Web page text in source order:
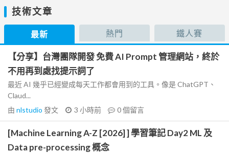
技術文章
最新 熱門 鐵人賽
【分享】台灣團隊開發 免費 AI Prompt 管理網站，終於
不用再到處找提示詞了
最近 AI 幾乎已經變成每天工作都會用到的工具。像是 ChatGPT、
Claud...
由 nlstudio 發文 3 小時前 0個留言
[Machine Learning A-Z [2026] ] 學習筆記 Day2 ML 及
Data pre-processing 概念